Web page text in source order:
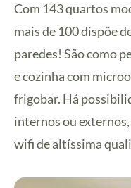
Com 143 quartos
mais de 100 dispõe
paredes! São como
e cozinha com
frigobar. Há
internos ou
wifi de altíssima